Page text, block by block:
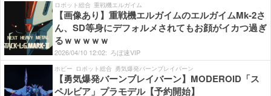
ロボット総合 重戦機エルガイム
【画像あり】重戦機エルガイムのエルガイムMk-2さ
ん、SD等身にデフォルメされてもお顔がイカつ過ぎ
るｗｗｗｗｗ
2026/04/10 12:02: ろぼ速VIP
ホビー ロボット総合 勇気爆発バーンブレイバーン
【勇気爆発バーンブレイバーン】MODEROID「ス
ペルビア」プラモデル【予約開始】